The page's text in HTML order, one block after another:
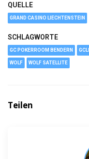
QUELLE
GRAND CASINO LIECHTENSTEIN
SCHLAGWORTE
GC POKERROOM BENDERN GCLI
WOLF WOLF SATELLITE
Teilen